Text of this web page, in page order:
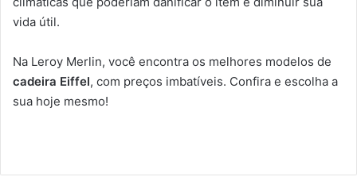
vida útil.
Na Leroy Merlin, você encontra os melhores modelos de
cadeira Eiffel, com preços imbatíveis. Confira e escolha a
sua hoje mesmo!